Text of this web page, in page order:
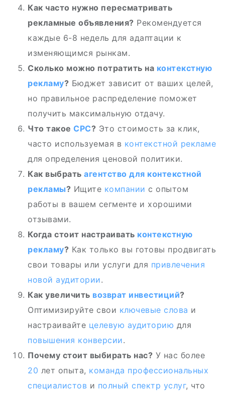
Как часто нужно пересматривать
рекламные объявления? Рекомендуется
каждые 6-8 недель для адаптации к
изменяющимся рынкам.
Сколько можно потратить на контекстную
рекламу? Бюджет зависит от ваших целей,
но правильное распределение поможет
получить максимальную отдачу.
Что такое CPC? Это стоимость за клик,
часто используемая в контекстной рекламе
для определения ценовой политики.
Как выбрать агентство для контекстной
рекламы? Ищите компании с опытом
работы в вашем сегменте и хорошими
отзывами.
Когда стоит настраивать контекстную
рекламу? Как только вы готовы продвигать
свои товары или услуги для привлечения
новой аудитории.
Как увеличить возврат инвестиций?
Оптимизируйте свои ключевые слова и
настраивайте целевую аудиторию для
повышения конверсии.
Почему стоит выбирать нас? У нас более
20 лет опыта, команда профессиональных
специалистов и полный спектр услуг, что